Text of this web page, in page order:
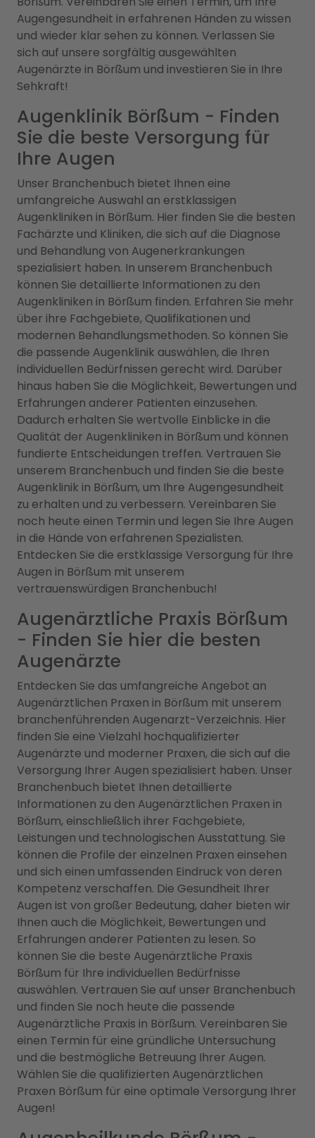
Augengesundheit in erfahrenen Händen zu wissen
und wieder klar sehen zu können. Verlassen Sie
sich auf unsere sorgfältig ausgewählten
Augenärzte in Börßum und investieren Sie in Ihre
Sehkraft!
Augenklinik Börßum - Finden
Sie die beste Versorgung für
Ihre Augen
Unser Branchenbuch bietet Ihnen eine
umfangreiche Auswahl an erstklassigen
Augenkliniken in Börßum. Hier finden Sie die besten
Fachärzte und Kliniken, die sich auf die Diagnose
und Behandlung von Augenerkrankungen
spezialisiert haben. In unserem Branchenbuch
können Sie detaillierte Informationen zu den
Augenkliniken in Börßum finden. Erfahren Sie mehr
über ihre Fachgebiete, Qualifikationen und
modernen Behandlungsmethoden. So können Sie
die passende Augenklinik auswählen, die Ihren
individuellen Bedürfnissen gerecht wird. Darüber
hinaus haben Sie die Möglichkeit, Bewertungen und
Erfahrungen anderer Patienten einzusehen.
Dadurch erhalten Sie wertvolle Einblicke in die
Qualität der Augenkliniken in Börßum und können
fundierte Entscheidungen treffen. Vertrauen Sie
unserem Branchenbuch und finden Sie die beste
Augenklinik in Börßum, um Ihre Augengesundheit
zu erhalten und zu verbessern. Vereinbaren Sie
noch heute einen Termin und legen Sie Ihre Augen
in die Hände von erfahrenen Spezialisten.
Entdecken Sie die erstklassige Versorgung für Ihre
Augen in Börßum mit unserem
vertrauenswürdigen Branchenbuch!
Augenärztliche Praxis Börßum
- Finden Sie hier die besten
Augenärzte
Entdecken Sie das umfangreiche Angebot an
Augenärztlichen Praxen in Börßum mit unserem
branchenführenden Augenarzt-Verzeichnis. Hier
finden Sie eine Vielzahl hochqualifizierter
Augenärzte und moderner Praxen, die sich auf die
Versorgung Ihrer Augen spezialisiert haben. Unser
Branchenbuch bietet Ihnen detaillierte
Informationen zu den Augenärztlichen Praxen in
Börßum, einschließlich ihrer Fachgebiete,
Leistungen und technologischen Ausstattung. Sie
können die Profile der einzelnen Praxen einsehen
und sich einen umfassenden Eindruck von deren
Kompetenz verschaffen. Die Gesundheit Ihrer
Augen ist von großer Bedeutung, daher bieten wir
Ihnen auch die Möglichkeit, Bewertungen und
Erfahrungen anderer Patienten zu lesen. So
können Sie die beste Augenärztliche Praxis
Börßum für Ihre individuellen Bedürfnisse
auswählen. Vertrauen Sie auf unser Branchenbuch
und finden Sie noch heute die passende
Augenärztliche Praxis in Börßum. Vereinbaren Sie
einen Termin für eine gründliche Untersuchung
und die bestmögliche Betreuung Ihrer Augen.
Wählen Sie die qualifizierten Augenärztlichen
Praxen Börßum für eine optimale Versorgung Ihrer
Augen!